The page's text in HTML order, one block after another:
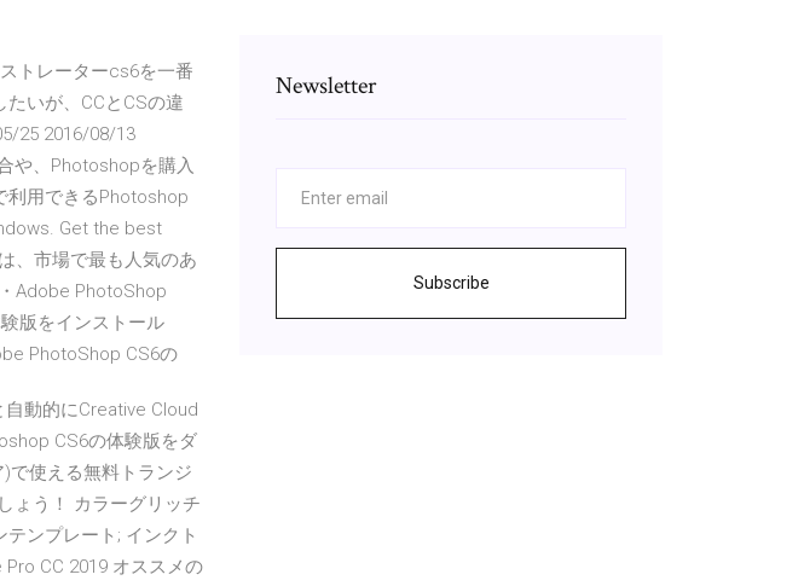
トレーターcs6を一番
いが、CCとCSの違
25 2016/08/13
や、Photoshopを購入
利用できるPhotoshop
Get the best
、市場で最も人気のあ
Adobe PhotoShop
版をインストール
PhotoShop CS6の
動的にCreative Cloud
CS6の体験版をダ
で使える無料トランジ
ょう！ カラーグリッチ
ンプレート; インクト
CC 2019 オススメの
Newsletter
Subscribe